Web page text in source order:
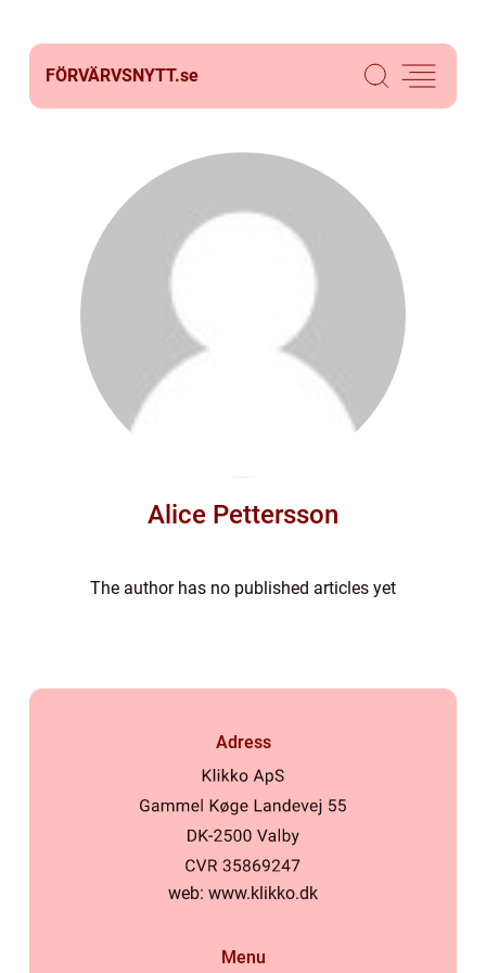
FÖRVÄRVSNYTT.se
Alice Pettersson
The author has no published articles yet
Adress
web: www.klikko.dk
Menu